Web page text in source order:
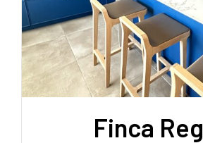
Finca